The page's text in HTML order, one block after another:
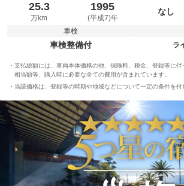
25.3
万km
1995
(平成7)年
なし
車検
車検整備付
ラ
支払総額には、車両本体価格の他、保険料、税金、登録等に
相当額等、購入時に必要な全ての費用が含まれています。
当該価格は、登録等の時期や地域などについて一定の条件を付